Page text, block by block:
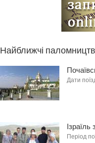
Найближчі
Дати
Період